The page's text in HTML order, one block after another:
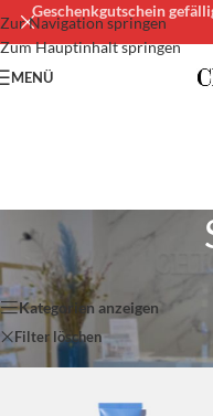
Zur Navigation springen
Zum Hauptinhalt springen
Geschenkgutschein
MENÜ
Start/Shop Seite 2
Kategorien anzeigen
Filter löschen